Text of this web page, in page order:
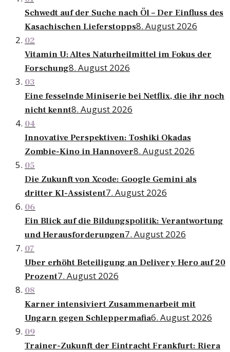
Schwedt auf der Suche nach Öl – Der Einfluss des
Kasachischen Lieferstopps8. August 2026
02
Vitamin U: Altes Naturheilmittel im Fokus der
Forschung8. August 2026
03
Eine fesselnde Miniserie bei Netflix, die ihr noch
nicht kennt8. August 2026
04
Innovative Perspektiven: Toshiki Okadas
Zombie-Kino in Hannover8. August 2026
05
Die Zukunft von Xcode: Google Gemini als
dritter KI-Assistent7. August 2026
06
Ein Blick auf die Bildungspolitik: Verantwortung
und Herausforderungen7. August 2026
07
Uber erhöht Beteiligung an Delivery Hero auf 20
Prozent7. August 2026
08
Karner intensiviert Zusammenarbeit mit
Ungarn gegen Schleppermafia6. August 2026
09
Trainer-Zukunft der Eintracht Frankfurt: Riera